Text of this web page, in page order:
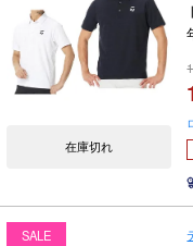
在庫切れ
SALE